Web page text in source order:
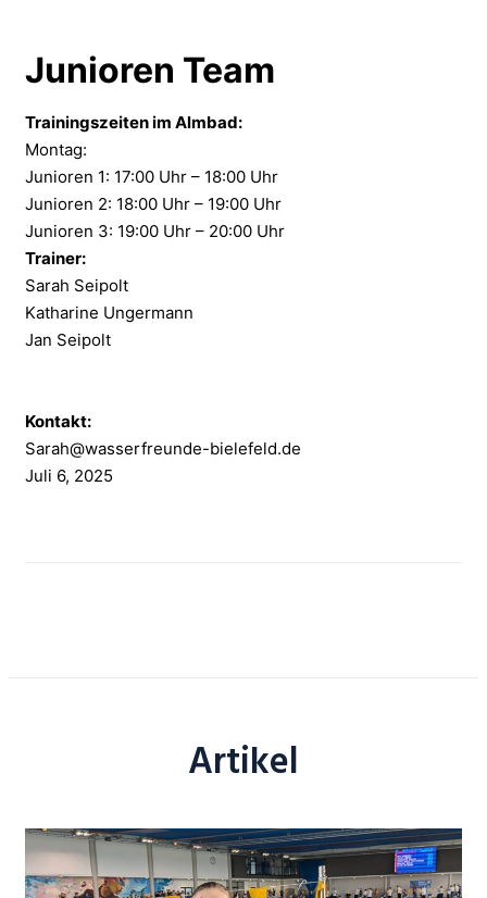
Junioren Team
Trainingszeiten im Almbad:
Montag:
Junioren 1: 17:00 Uhr – 18:00 Uhr
Junioren 2: 18:00 Uhr – 19:00 Uhr
Junioren 3: 19:00 Uhr – 20:00 Uhr
Trainer:
Sarah Seipolt
Katharine Ungermann
Jan Seipolt
Kontakt:
Sarah@wasserfreunde-bielefeld.de
Juli 6, 2025
Artikel